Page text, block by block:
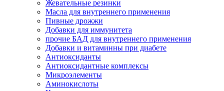
Жевательные резинки
Масла для внутреннего применения
Пивные дрожжи
Добавки для иммунитета
прочие БАД для внутреннего применения
Добавки и витаминны при диабете
Антиоксиданты
Антиоксидантные комплексы
Микроэлементы
Аминокислоты